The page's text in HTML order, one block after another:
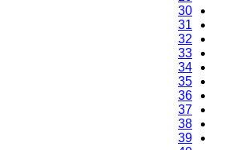
30
31
32
33
34
35
36
37
38
39